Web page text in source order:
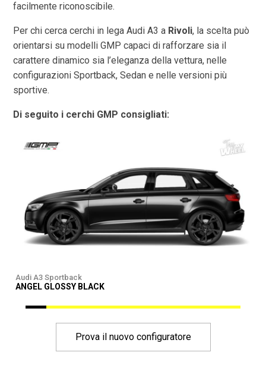
facilmente riconoscibile.
Per chi cerca cerchi in lega Audi A3 a Rivoli, la scelta può
orientarsi su modelli GMP capaci di rafforzare sia il
carattere dinamico sia l’eleganza della vettura, nelle
configurazioni Sportback, Sedan e nelle versioni più
sportive.
Di seguito i cerchi GMP consigliati:
Audi A3 Sportback
ANGEL GLOSSY BLACK
Prova il nuovo configuratore